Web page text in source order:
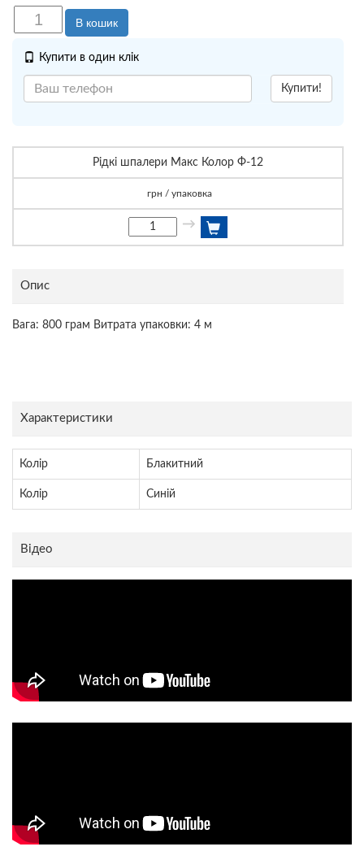
В кошик
Купити в один клік
Купити!
Рідкі шпалери Макс Колор Ф-12
грн / упаковка
→
Опис
Вага: 800 грам Витрата упаковки: 4 м
Характеристики
Колір Блакитний
Колір Синій
Відео